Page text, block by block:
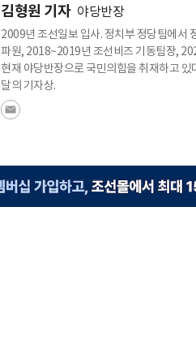
김형원 기자 야당반장
2009년 조선일보 입사. 정치부 정당팀에서
파원, 2018~2019년 조선비즈 기동팀장,
현재 야당반장으로 국민의힘을 취재하고
달의 기자상.